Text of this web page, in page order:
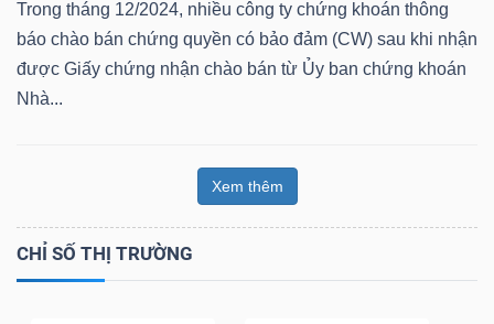
Trong tháng 12/2024, nhiều công ty chứng khoán thông
báo chào bán chứng quyền có bảo đảm (CW) sau khi nhận
được Giấy chứng nhận chào bán từ Ủy ban chứng khoán
Nhà...
Xem thêm
CHỈ SỐ THỊ TRƯỜNG
Báo